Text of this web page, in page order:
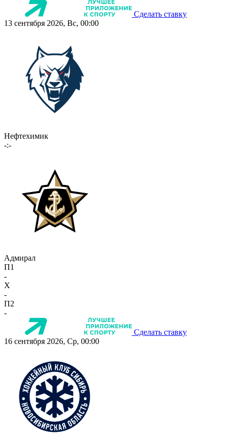
Сделать ставку
13 сентября 2026, Вс, 00:00
Нефтехимик
-:-
Адмирал
П1
-
X
-
П2
-
Сделать ставку
16 сентября 2026, Ср, 00:00